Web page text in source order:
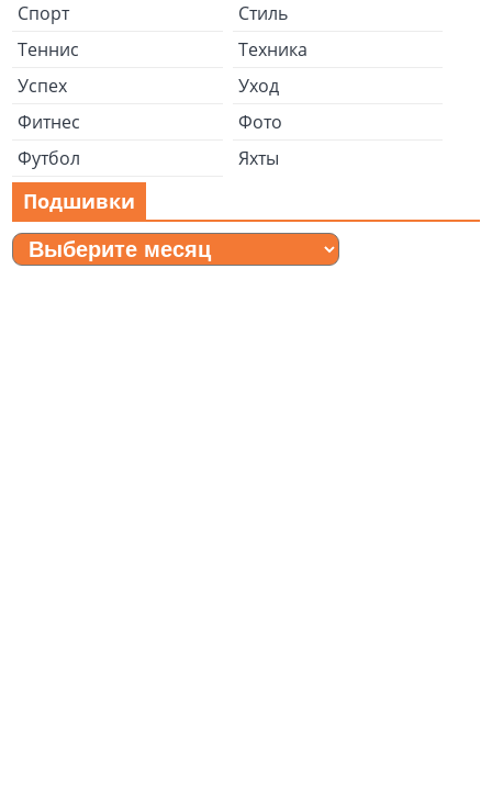
Спорт
Стиль
Теннис
Техника
Успех
Уход
Фитнес
Фото
Футбол
Яхты
Подшивки
Подшивки